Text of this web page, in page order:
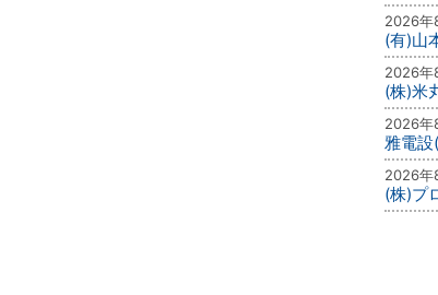
2026年
(有)山
2026年
(株)米
2026年
雅電設
2026年
(株)プ